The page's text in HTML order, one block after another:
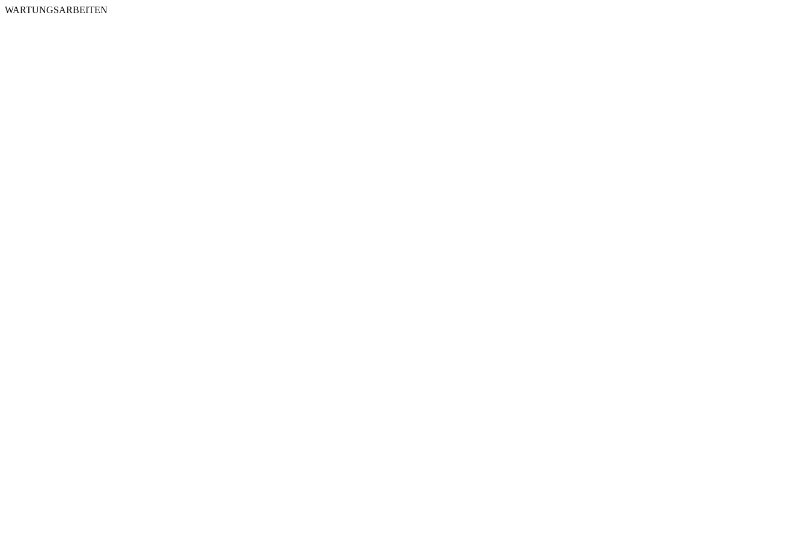
WARTUNGSARBEITEN